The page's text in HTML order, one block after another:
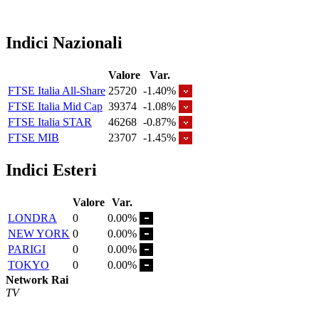
Indici Nazionali
Valore
Var.
FTSE Italia All-Share 25720 -1.40%
FTSE Italia Mid Cap 39374 -1.08%
FTSE Italia STAR
46268 -0.87%
FTSE MIB
23707 -1.45%
Indici Esteri
Valore Var.
LONDRA
0
0.00%
NEW YORK 0
0.00%
PARIGI
0
0.00%
TOKYO
0
0.00%
Network Rai
TV